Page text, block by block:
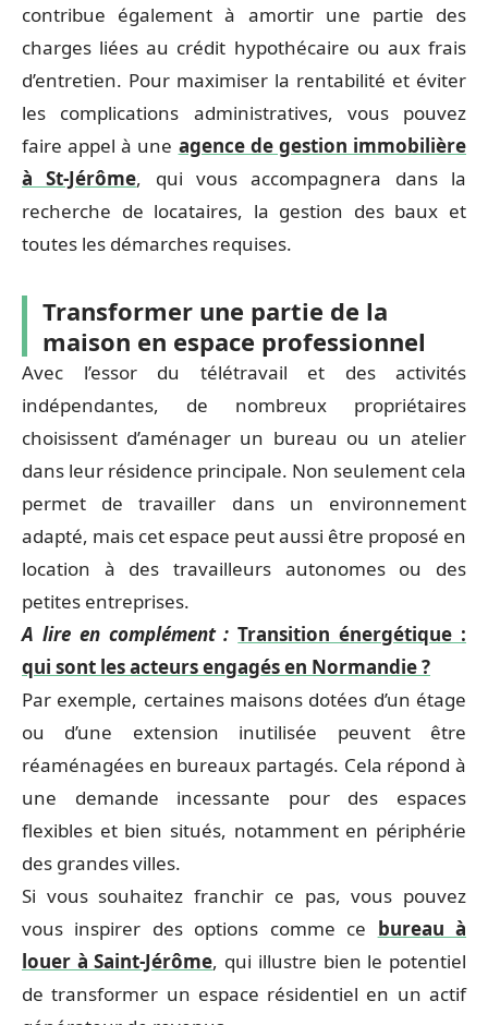
contribue également à amortir une partie des
charges liées au crédit hypothécaire ou aux frais
d’entretien. Pour maximiser la rentabilité et éviter
les complications administratives, vous pouvez
faire appel à une agence de gestion immobilière
à St-Jérôme, qui vous accompagnera dans la
recherche de locataires, la gestion des baux et
toutes les démarches requises.
Transformer une partie de la
maison en espace professionnel
Avec l’essor du télétravail et des activités
indépendantes, de nombreux propriétaires
choisissent d’aménager un bureau ou un atelier
dans leur résidence principale. Non seulement cela
permet de travailler dans un environnement
adapté, mais cet espace peut aussi être proposé en
location à des travailleurs autonomes ou des
petites entreprises.
A lire en complément : Transition énergétique :
qui sont les acteurs engagés en Normandie ?
Par exemple, certaines maisons dotées d’un étage
ou d’une extension inutilisée peuvent être
réaménagées en bureaux partagés. Cela répond à
une demande incessante pour des espaces
flexibles et bien situés, notamment en périphérie
des grandes villes.
Si vous souhaitez franchir ce pas, vous pouvez
vous inspirer des options comme ce bureau à
louer à Saint-Jérôme, qui illustre bien le potentiel
de transformer un espace résidentiel en un actif